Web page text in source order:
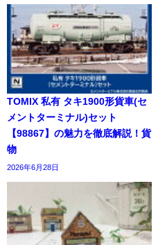
TOMIX 私有 タキ1900形貨車(セ
メントターミナル)セット
【98867】の魅力を徹底解説！貨
物
2026年6月28日